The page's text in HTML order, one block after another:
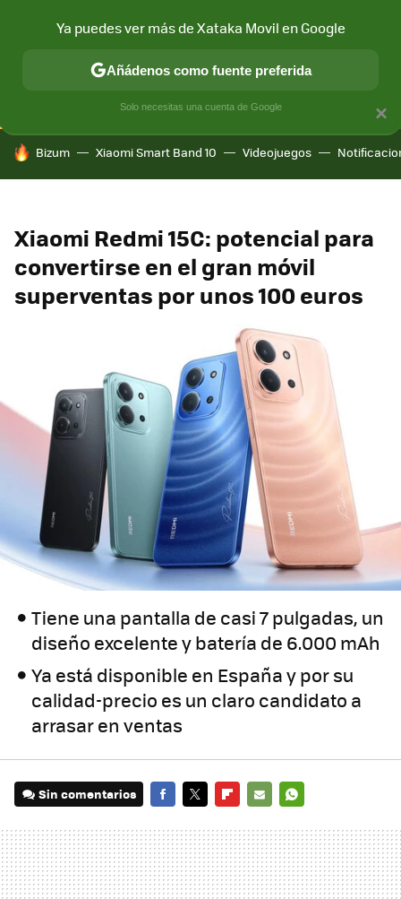
CONECTIVIDAD MÓVIL Y SOCIEDAD APLICACIONES
HOY SE HABLA DE
Bizum Xiaomi Smart Band 10 Videojuegos
Xiaomi Redmi 15C: potencial para
convertirse en el gran móvil
superventas por unos 100 euros
Tiene una pantalla de casi 7 pulgadas, un
diseño excelente y batería de 6.000 mAh
Ya está disponible en España y por su
calidad-precio es un claro candidato a
arrasar en ventas
Sin comentarios
MAIL
×
Ya puedes ver más de Xataka Movil en Google
Añádenos como fuente preferida
Solo necesitas una cuenta de Google